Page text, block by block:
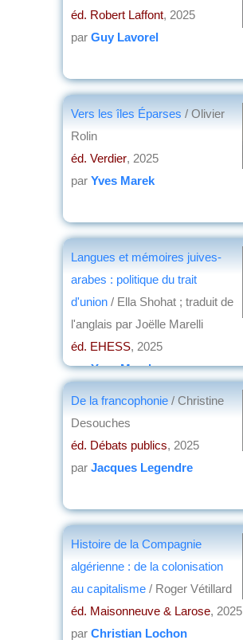
éd. Robert Laffont, 2025
par Guy Lavorel
Vers les îles Éparses / Olivier
Rolin
éd. Verdier, 2025
par Yves Marek
Langues et mémoires juives-
arabes : politique du trait
d'union / Ella Shohat ; traduit de
l'anglais par Joëlle Marelli
éd. EHESS, 2025
parYves Marek
De la francophonie / Christine
Desouches
éd. Débats publics, 2025
par Jacques Legendre
Histoire de la Compagnie
algérienne : de la colonisation
au capitalisme / Roger Vétillard
éd. Maisonneuve & Larose, 2025
par Christian Lochon